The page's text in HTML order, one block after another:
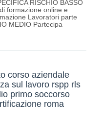
RISCHIO BASSO
formazione online e
Lavoratori parte
MEDIO Partecipa
corso aziendale
sul lavoro rspp rls
primo soccorso
roma